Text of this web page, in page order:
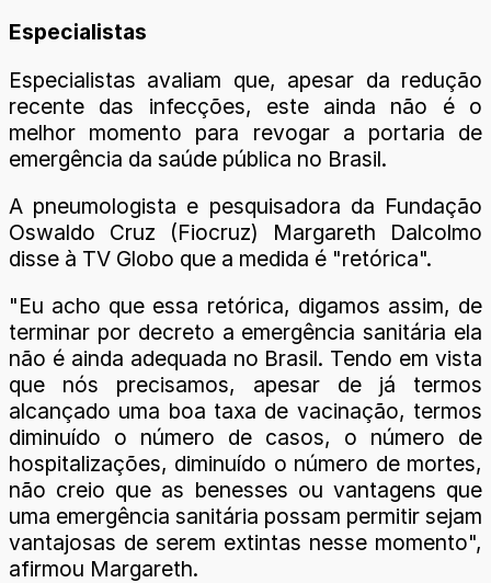
Especialistas
Especialistas avaliam que, apesar da redução
recente das infecções, este ainda não é o
melhor momento para revogar a portaria de
emergência da saúde pública no Brasil.
A pneumologista e pesquisadora da Fundação
Oswaldo Cruz (Fiocruz) Margareth Dalcolmo
disse à TV Globo que a medida é "retórica".
"Eu acho que essa retórica, digamos assim, de
terminar por decreto a emergência sanitária ela
não é ainda adequada no Brasil. Tendo em vista
que nós precisamos, apesar de já termos
alcançado uma boa taxa de vacinação, termos
diminuído o número de casos, o número de
hospitalizações, diminuído o número de mortes,
não creio que as benesses ou vantagens que
uma emergência sanitária possam permitir sejam
vantajosas de serem extintas nesse momento",
afirmou Margareth.